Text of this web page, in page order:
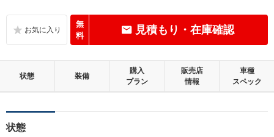
無キズ、もしくは傷みや汚れなどがほぼない、とても綺麗な状態です。
外装：
無キズ、もしくはキズやヘコミなどがほぼない、とても綺麗な状態で
修復歴：無
無
料
見積もり・在庫確認
状態 装備
購入
プラン
販売店
情報
車種
スペック
状態